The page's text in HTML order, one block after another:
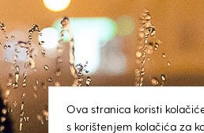
Ova stranica koristi
s korištenjem kolačića za